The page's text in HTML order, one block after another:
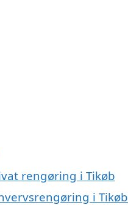
rengøring i Tikøb
i Tikøb